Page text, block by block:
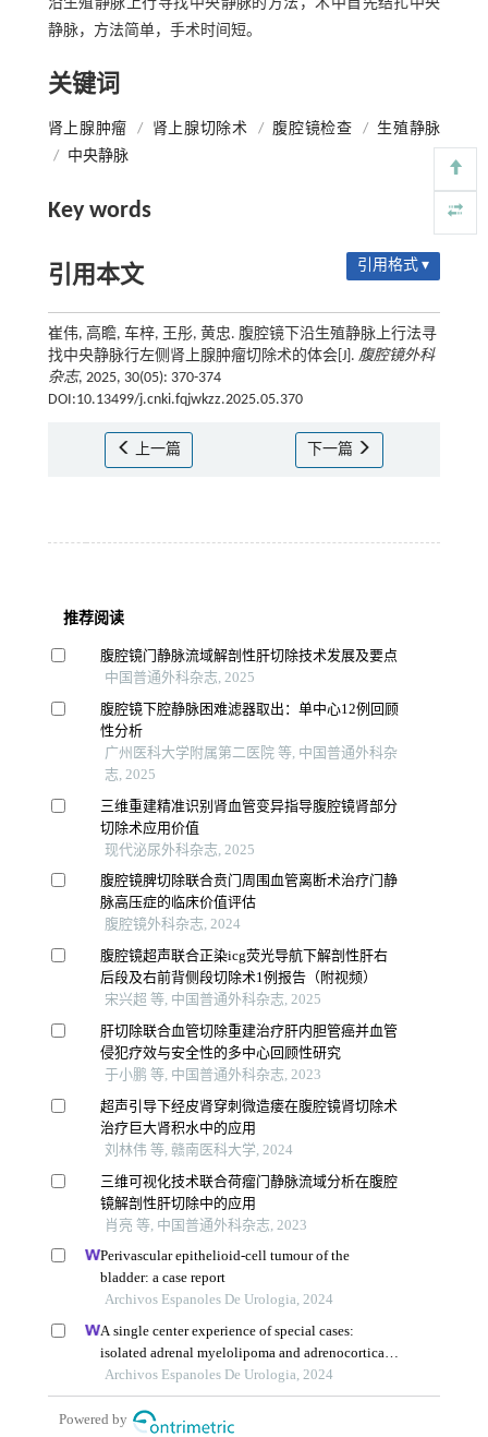
沿生殖静脉上行寻找中央静脉的方法，术中首先结扎中央
静脉，方法简单，手术时间短。
关键词
肾上腺肿瘤 / 肾上腺切除术 / 腹腔镜检查 / 生殖静脉
/
中央静脉
Key words
引用本文 引用格式 ▾
崔伟, 高瞻, 车梓, 王彤, 黄忠. 腹腔镜下沿生殖静脉上行法寻
找中央静脉行左侧肾上腺肿瘤切除术的体会[J]. 腹腔镜外科
杂志, 2025, 30(05): 370-374
DOI:10.13499/j.cnki.fqjwkzz.2025.05.370
上一篇 下一篇